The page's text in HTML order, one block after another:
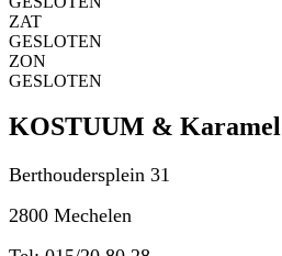
ZAT
GESLOTEN
ZON
GESLOTEN
KOSTUUM & Karamel
Berthoudersplein 31
2800 Mechelen